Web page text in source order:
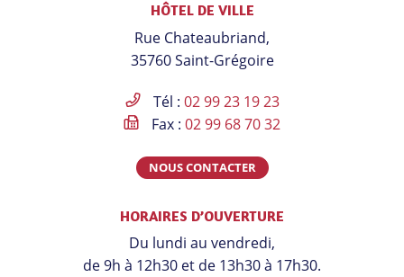
compte
Facebook
le
compte
Instagram
compte
Linkedin
la
chaîne
Youtube
HÔTEL DE VILLE
Rue Chateaubriand,
35760 Saint-Grégoire
Tél : 02 99 23 19 23
Fax : 02 99 68 70 32
NOUS CONTACTER
HORAIRES D’OUVERTURE
Du lundi au vendredi,
de 9h à 12h30 et de 13h30 à 17h30.